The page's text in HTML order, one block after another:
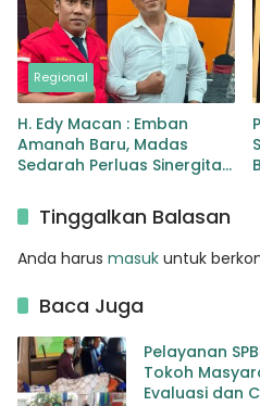
Regional
H. Edy Macan : Emban
Amanah Baru, Madas
Sedarah Perluas Sinergitas
Tinggalkan Balasan
Anda harus masuk untuk
Baca Juga
Pelayanan
Tokoh
Evaluasi dan